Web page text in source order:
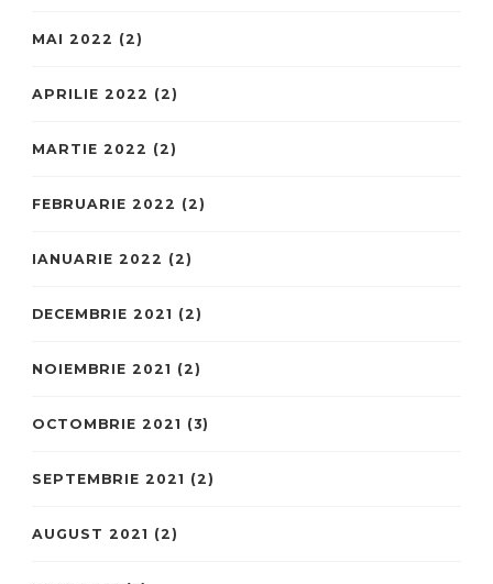
MAI 2022 (2)
APRILIE 2022 (2)
MARTIE 2022 (2)
FEBRUARIE 2022 (2)
IANUARIE 2022 (2)
DECEMBRIE 2021 (2)
NOIEMBRIE 2021 (2)
OCTOMBRIE 2021 (3)
SEPTEMBRIE 2021 (2)
AUGUST 2021 (2)